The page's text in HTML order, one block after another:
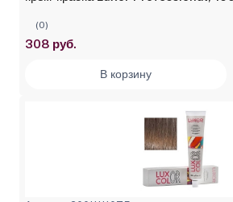
(0)
308 руб.
В корзину